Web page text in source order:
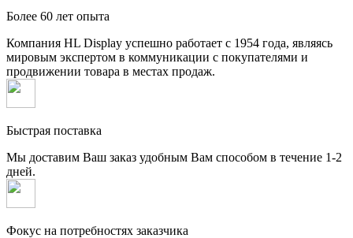
Более 60 лет опыта
Компания HL Display успешно работает с 1954 года, являясь
мировым экспертом в коммуникации с покупателями и
продвижении товара в местах продаж.
Быстрая поставка
Мы доставим Ваш заказ удобным Вам способом в течение 1-2
дней.
Фокус на потребностях заказчика